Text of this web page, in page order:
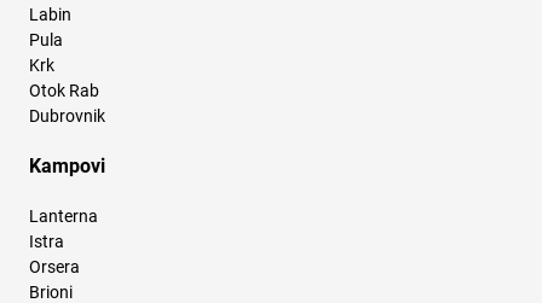
Labin
Pula
Krk
Otok Rab
Dubrovnik
Kampovi
Lanterna
Istra
Orsera
Brioni